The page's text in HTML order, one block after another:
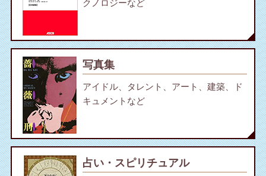
クノロジーなど
写真集
アイドル、タレント、アート、建築、ド
キュメントなど
占い・スピリチュアル